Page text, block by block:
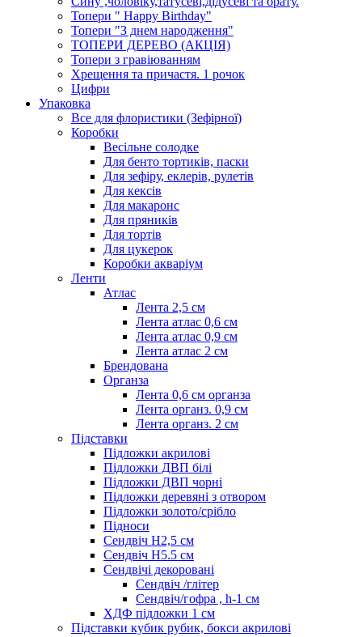
Топери " Happy Birthday"
Топери "З днем народження"
ТОПЕРИ ДЕРЕВО (АКЦІЯ)
Топери з гравіюванням
Хрещення та причастя. 1 рочок
Цифри
Упаковка
Все для флористики (Зефірної)
Коробки
Весільне солодке
Для бенто тортиків, паски
Для зефіру, еклерів, рулетів
Для кексів
Для макаронс
Для пряників
Для тортів
Для цукерок
Коробки акваріум
Ленти
Атлас
Лента 2,5 см
Лента атлас 0,6 см
Лента атлас 0,9 см
Лента атлас 2 см
Брендована
Органза
Лента 0,6 см органза
Лента органз. 0,9 см
Лента органз. 2 см
Підставки
Підложки акрилові
Підложки ДВП білі
Підложки ДВП чорні
Підложки деревяні з отвором
Підложки золото/срібло
Підноси
Сендвіч H2,5 см
Сендвіч H5.5 см
Сендвічі декоровані
Сендвіч /глітер
Сендвіч/гофра , h-1 см
ХДФ підложки 1 см
Підставки кубик рубик, бокси акрилові